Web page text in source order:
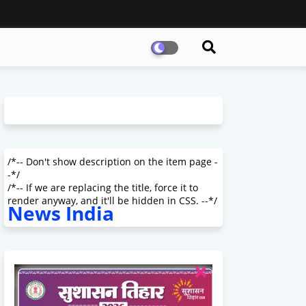
/*-- Don't show description on the item page -
-*/
/*-- If we are replacing the title, force it to
render anyway, and it'll be hidden in CSS. --*/
News India